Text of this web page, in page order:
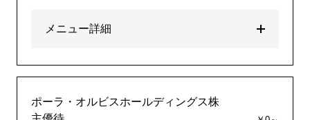
メニュー詳細
ポーラ・オルビスホールディングス株